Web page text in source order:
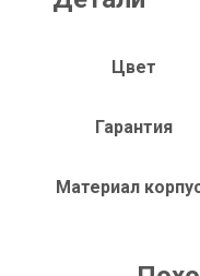
Цвет
Гарантия
Материал